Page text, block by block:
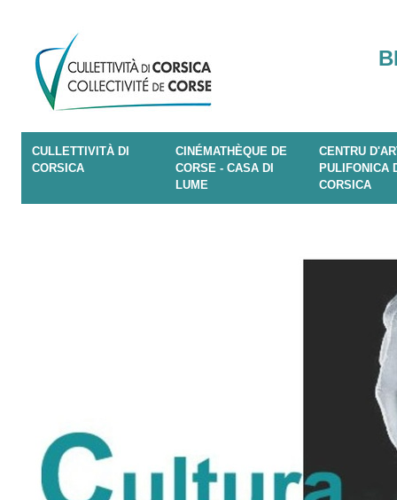
CULLETTIVITÀ DI
CORSICA
CINÉMATHÈQUE DE
CORSE - CASA DI
LUME
CENTRU
PULIFONICA
CORSICA